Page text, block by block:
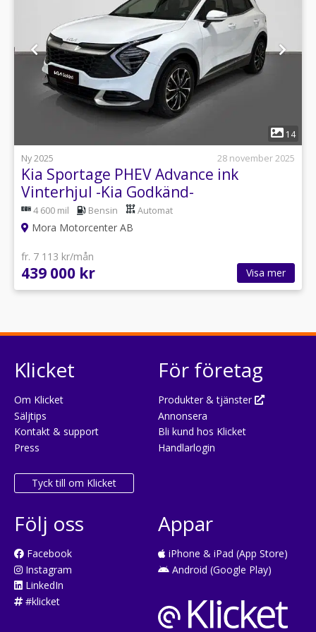
14
Ny 2025
28 november 2025
Kia Sportage PHEV Advance ink
Vinterhjul -Kia Godkänd-
4 600 mil Bensin Automat
Mora Motorcenter AB
fr. 7 113 kr/mån
439 000 kr Visa mer
Klicket
Om Klicket
Säljtips
Kontakt & support
Press
Tyck till om Klicket
För företag
Produkter & tjänster
Annonsera
Bli kund hos Klicket
Handlarlogin
Följ oss
Facebook
Instagram
LinkedIn
#klicket
Appar
iPhone & iPad (App Store)
Android (Google Play)